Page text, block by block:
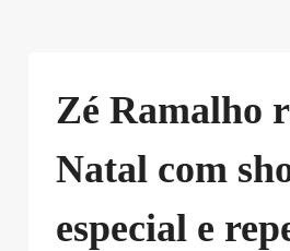
Zé Ramalho
Natal com
especial e